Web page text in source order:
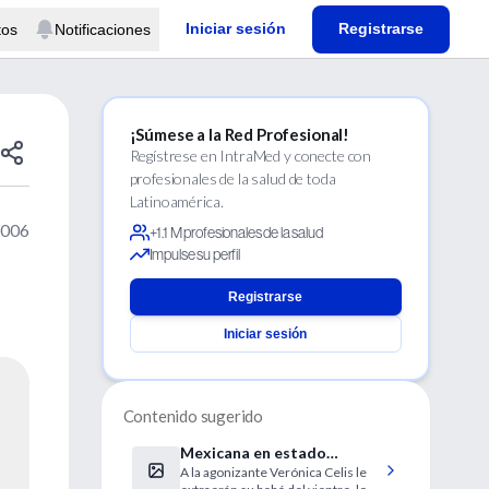
Notificaciones Iniciar sesión Registrarse
¡Súmese a la Red Profesional!
Regístrese en IntraMed y conecte con
profesionales de la salud de toda
Latinoamérica.
+1.1 M profesionales de la salud
Impulse su perfil
Registrarse
Iniciar sesión
Contenido sugerido
Mexicana en estado
vegetativo es mantenida
A la agonizante Verónica Celis le